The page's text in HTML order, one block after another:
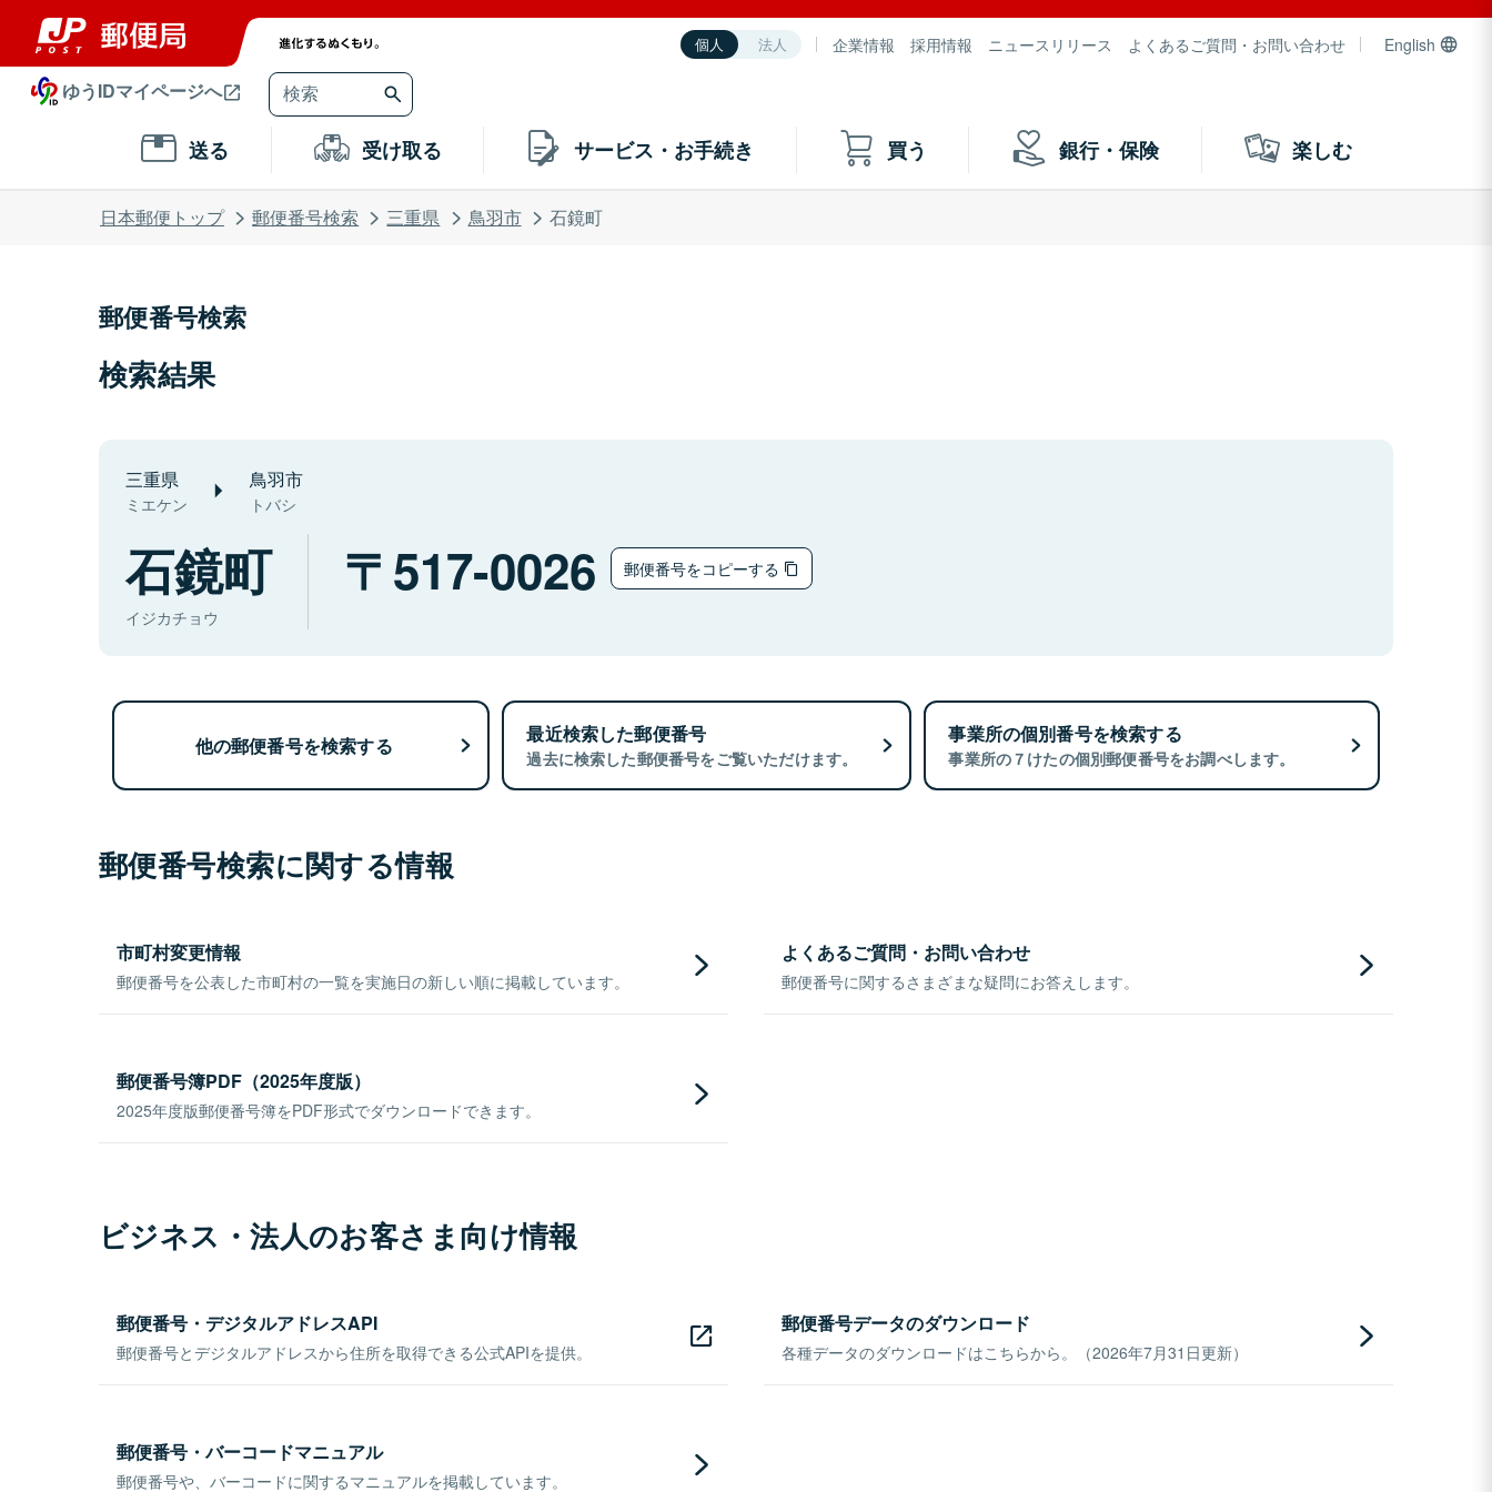
個人 法人 企業情報 採用情報 ニュースリリース よくあるご質問・お問い合わせ English
ゆうIDマイページへ
送る 受け取る サービス・お手続き 買う 銀行・保険 楽しむ
日本郵便トップ 郵便番号検索 三重県 鳥羽市 石鏡町
郵便番号検索
検索結果
三重県
ミエケン
鳥羽市
トバシ
石鏡町
イジカチョウ
517-0026 郵便番号をコピーする
他の郵便番号を検索する 最近検索した郵便番号
過去に検索した郵便番号をご覧いただけます。
事業所の個別番号を検索する
事業所の７けたの個別郵便番号をお調べします。
郵便番号検索に関する情報
市町村変更情報
郵便番号を公表した市町村の一覧を実施日の新しい順に掲載しています。
よくあるご質問・お問い合わせ
郵便番号に関するさまざまな疑問にお答えします。
郵便番号簿PDF（2025年度版）
2025年度版郵便番号簿をPDF形式でダウンロードできます。
ビジネス・法人のお客さま向け情報
郵便番号・デジタルアドレスAPI
郵便番号とデジタルアドレスから住所を取得できる公式APIを提供。
郵便番号データのダウンロード
各種データのダウンロードはこちらから。（2026年7月31日更新）
郵便番号・バーコードマニュアル
郵便番号や、バーコードに関するマニュアルを掲載しています。